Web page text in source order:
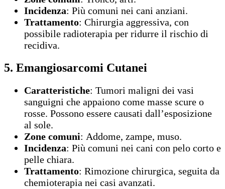
Incidenza: Più comuni nei cani anziani.
Trattamento: Chirurgia aggressiva, con
possibile radioterapia per ridurre il rischio di
recidiva.
5. Emangiosarcomi Cutanei
Caratteristiche: Tumori maligni dei vasi
sanguigni che appaiono come masse scure o
rosse. Possono essere causati dall’esposizione
al sole.
Zone comuni: Addome, zampe, muso.
Incidenza: Più comuni nei cani con pelo corto e
pelle chiara.
Trattamento: Rimozione chirurgica, seguita da
chemioterapia nei casi avanzati.